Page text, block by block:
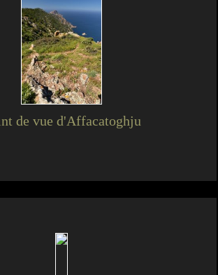
de vue d'Affacatoghju